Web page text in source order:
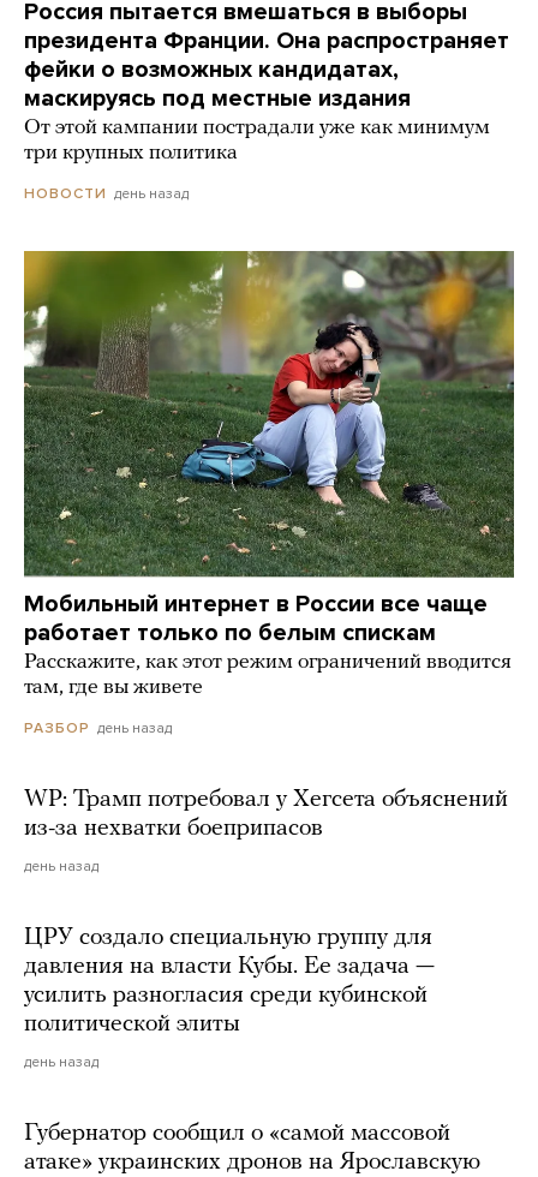
Россия пытается вмешаться в выборы
президента Франции. Она распространяет
фейки о возможных кандидатах,
маскируясь под местные издания
От этой кампании пострадали уже как минимум
три крупных политика
НОВОСТИ день назад
Мобильный интернет в России все чаще
работает только по белым спискам
Расскажите, как этот режим ограничений вводится
там, где вы живете
РАЗБОР день назад
WP: Трамп потребовал у Хегсета объяснений
из-за нехватки боеприпасов
день назад
ЦРУ создало специальную группу для
давления на власти Кубы. Ее задача —
усилить разногласия среди кубинской
политической элиты
день назад
Губернатор сообщил о «самой массовой
атаке» украинских дронов на Ярославскую